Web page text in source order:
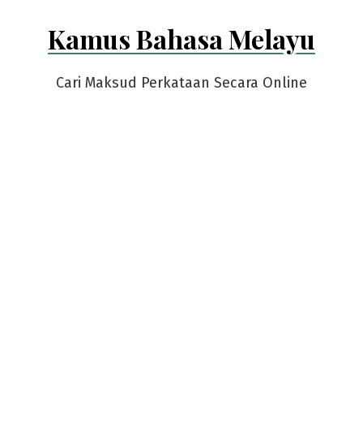
Kamus Bahasa Melayu
Cari Maksud Perkataan Secara Online